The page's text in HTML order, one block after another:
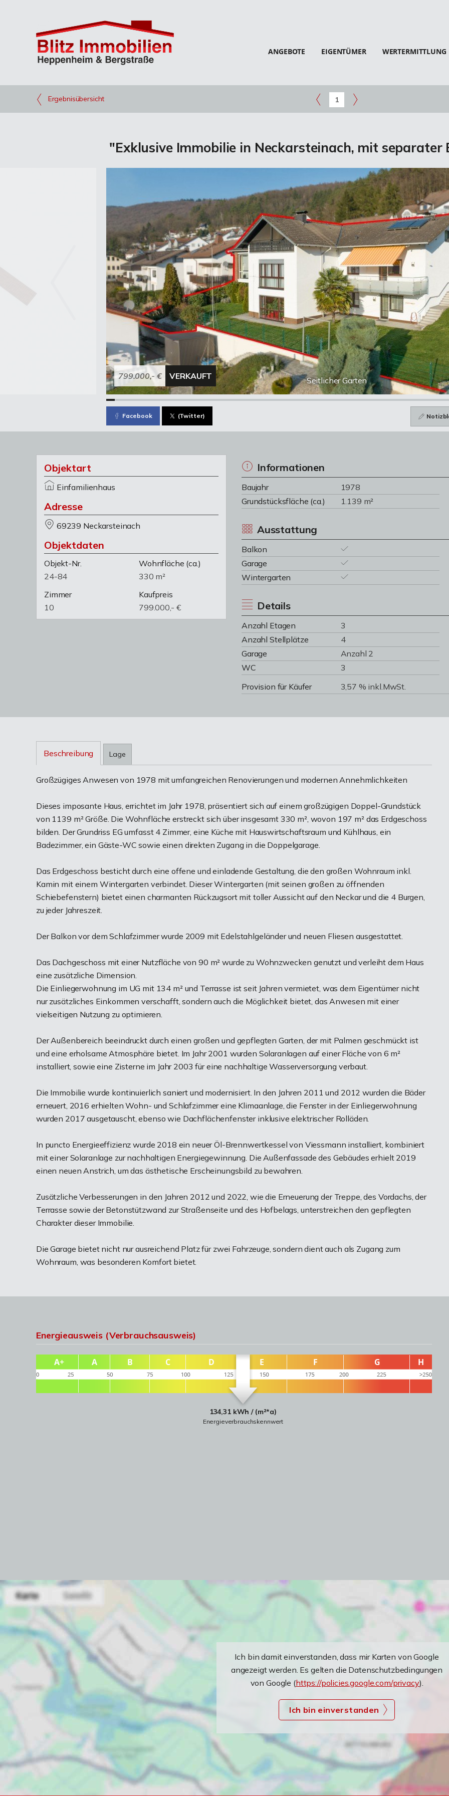
ANGEBOTE EIGENTÜMER WERTERMITTLUNG
Ergebnisübersicht 1
"Exklusive Immobilie in Neckarsteinach, mit
Seitlicher Garten
799.000,- € VERKAUFT
Facebook (Twitter)
Objektart
Einfamilienhaus
Adresse
69239 Neckarsteinach
Objektdaten
Objekt-Nr.
24-84
Wohnfläche (ca.)
330 m²
Zimmer
10
Kaufpreis
799.000,- €
Informationen
Baujahr 1978
Grundstücksfläche (ca.)
1.139 m²
Ausstattung
Balkon
Garage
Wintergarten
Details
Anzahl Etagen 3
Anzahl Stellplätze
4
Garage
Anzahl 2
WC
3
Provision für Käufer
3,57 % inkl.MwSt.
Beschreibung Lage
Großzügiges Anwesen von 1978 mit umfangreichen Renovierungen und modernen Annehmlichkeiten
Dieses imposante Haus, errichtet im Jahr 1978, präsentiert sich auf einem großzügigen Doppel-Grundstück
von 1139 m² Größe. Die Wohnfläche erstreckt sich über insgesamt 330 m², wovon 197 m² das Erdgeschoss
bilden. Der Grundriss EG umfasst 4 Zimmer, eine Küche mit Hauswirtschaftsraum und Kühlhaus, ein
Badezimmer, ein Gäste-WC sowie einen direkten Zugang in die Doppelgarage.
Das Erdgeschoss besticht durch eine offene und einladende Gestaltung, die den großen Wohnraum inkl.
Kamin mit einem Wintergarten verbindet. Dieser Wintergarten (mit seinen großen zu öffnenden
Schiebefenstern) bietet einen charmanten Rückzugsort mit toller Aussicht auf den Neckar und die 4 Burgen,
zu jeder Jahreszeit.
Der Balkon vor dem Schlafzimmer wurde 2009 mit Edelstahlgeländer und neuen Fliesen ausgestattet.
Das Dachgeschoss mit einer Nutzfläche von 90 m² wurde zu Wohnzwecken genutzt und verleiht dem Haus
eine zusätzliche Dimension.
Die Einliegerwohnung im UG mit 134 m² und Terrasse ist seit Jahren vermietet, was dem Eigentümer nicht
nur zusätzliches Einkommen verschafft, sondern auch die Möglichkeit bietet, das Anwesen mit einer
vielseitigen Nutzung zu optimieren.
Der Außenbereich beeindruckt durch einen großen und gepflegten Garten, der mit Palmen geschmückt ist
und eine erholsame Atmosphäre bietet. Im Jahr 2001 wurden Solaranlagen auf einer Fläche von 6 m²
installiert, sowie eine Zisterne im Jahr 2003 für eine nachhaltige Wasserversorgung verbaut.
Die Immobilie wurde kontinuierlich saniert und modernisiert. In den Jahren 2011 und 2012 wurden die Bäder
erneuert, 2016 erhielten Wohn- und Schlafzimmer eine Klimaanlage, die Fenster in der Einliegerwohnung
wurden 2017 ausgetauscht, ebenso wie Dachflächenfenster inklusive elektrischer Rolläden.
In puncto Energieeffizienz wurde 2018 ein neuer Öl-Brennwertkessel von Viessmann installiert, kombiniert
mit einer Solaranlage zur nachhaltigen Energiegewinnung. Die Außenfassade des Gebäudes erhielt 2019
einen neuen Anstrich, um das ästhetische Erscheinungsbild zu bewahren.
Zusätzliche Verbesserungen in den Jahren 2012 und 2022, wie die Erneuerung der Treppe, des Vordachs, der
Terrasse sowie der Betonstützwand zur Straßenseite und des Hofbelags, unterstreichen den gepflegten
Charakter dieser Immobilie.
Die Garage bietet nicht nur ausreichend Platz für zwei Fahrzeuge, sondern dient auch als Zugang zum
Wohnraum, was besonderen Komfort bietet.
Energieausweis (Verbrauchsausweis)
134,31 kWh / (m²*a)
Energieverbrauchskennwert
Ich bin damit einverstanden, dass mir Karten von Google
angezeigt werden. Es gelten die Datenschutzbedingungen
von Google (https://policies.google.com/privacy).
Ich bin einverstanden